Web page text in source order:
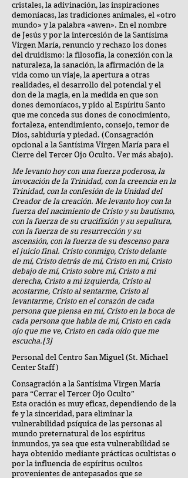
cristales, la adivinación, las inspiraciones
demoníacas, las tradiciones animales, el «otro
mundo» y la palabra «awen». En el nombre
de Jesús y por la intercesión de la Santísima
Virgen María, renuncio y rechazo los dones
del druidismo: la filosofía, la conexión con la
naturaleza, la sanación, la afirmación de la
vida como un viaje, la apertura a otras
realidades, el desarrollo del potencial y el
don de la magia, en la medida en que son
dones demoníacos, y pido al Espíritu Santo
que me conceda sus dones de conocimiento,
fortaleza, entendimiento, consejo, temor de
Dios, sabiduría y piedad. (Consagración
opcional a la Santísima Virgen María para el
Cierre del Tercer Ojo Oculto. Ver más abajo).
Me levanto hoy con una fuerza poderosa, la
invocación de la Trinidad, con la creencia en la
Trinidad, con la confesión de la Unidad del
Creador de la creación. Me levanto hoy con la
fuerza del nacimiento de Cristo y su bautismo,
con la fuerza de su crucifixión y su sepultura,
con la fuerza de su resurrección y su
ascensión, con la fuerza de su descenso para
el juicio final. Cristo conmigo, Cristo delante
de mí, Cristo detrás de mí, Cristo en mí, Cristo
debajo de mí, Cristo sobre mí, Cristo a mi
derecha, Cristo a mi izquierda, Cristo al
acostarme, Cristo al sentarme, Cristo al
levantarme, Cristo en el corazón de cada
persona que piensa en mí, Cristo en la boca de
cada persona que habla de mí, Cristo en cada
ojo que me ve, Cristo en cada oído que me
escucha.[3]
Personal del Centro San Miguel (St. Michael
Center Staff)
Consagración a la Santísima Virgen María
para “Cerrar el Tercer Ojo Oculto”
Esta oración es muy eficaz, dependiendo de la
fe y la sinceridad, para eliminar la
vulnerabilidad psíquica de las personas al
mundo preternatural de los espíritus
inmundos, ya sea que esta vulnerabilidad se
haya obtenido mediante prácticas ocultistas o
por la influencia de espíritus ocultos
provenientes de antepasados ​​que se